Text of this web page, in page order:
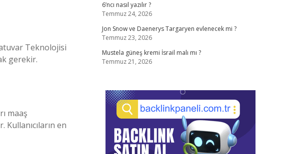
Teknolojisi
gerekir.
maaş
en
6’ncı nasıl yazılır ?
Temmuz 24, 2026
Jon Snow ve Daenerys Targaryen evlenecek mi ?
Temmuz 23, 2026
Mustela güneş kremi İsrail malı mı ?
Temmuz 21, 2026